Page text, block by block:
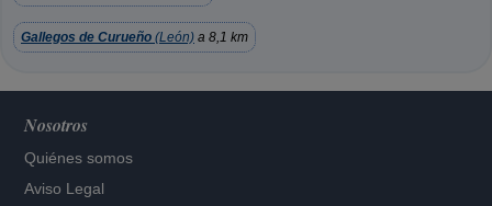
Gallegos de Curueño (León) a 8,1 km
Nosotros
Quiénes somos
Aviso Legal